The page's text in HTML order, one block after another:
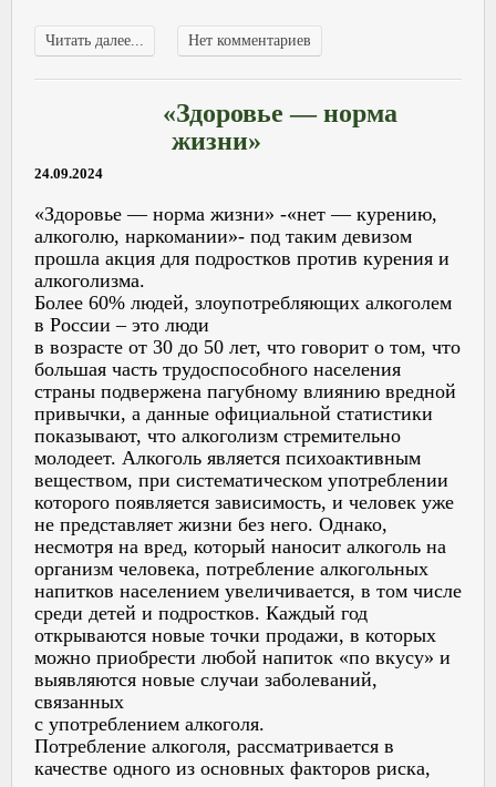
Читать далее... Нет комментариев
«Здоровье — норма
жизни»
24.09.2024
«Здоровье — норма жизни» -«нет — курению,
алкоголю, наркомании»- под таким девизом
прошла акция для подростков против курения и
алкоголизма.
Более 60% людей, злоупотребляющих алкоголем
в России – это люди
в возрасте от 30 до 50 лет, что говорит о том, что
большая часть трудоспособного населения
страны подвержена пагубному влиянию вредной
привычки, а данные официальной статистики
показывают, что алкоголизм стремительно
молодеет. Алкоголь является психоактивным
веществом, при систематическом употреблении
которого появляется зависимость, и человек уже
не представляет жизни без него. Однако,
несмотря на вред, который наносит алкоголь на
организм человека, потребление алкогольных
напитков населением увеличивается, в том числе
среди детей и подростков. Каждый год
открываются новые точки продажи, в которых
можно приобрести любой напиток «по вкусу» и
выявляются новые случаи заболеваний,
связанных
с употреблением алкоголя.
Потребление алкоголя, рассматривается в
качестве одного из основных факторов риска,